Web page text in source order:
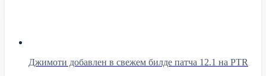
Джимоти добавлен в свежем билде патча 12.1 на PTR